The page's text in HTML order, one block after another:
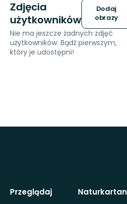
Zdjęcia
użytkowników
Dodaj
obrazy
Nie ma jeszcze żadnych zdjęć
użytkowników. Bądź pierwszym,
który je udostępni!
Przeglądaj
Naturkartan